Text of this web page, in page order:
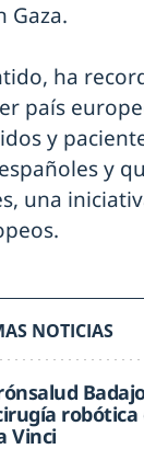
Gaza.
ha
país
y
y
una
NOTICIAS
robótica
Vinci